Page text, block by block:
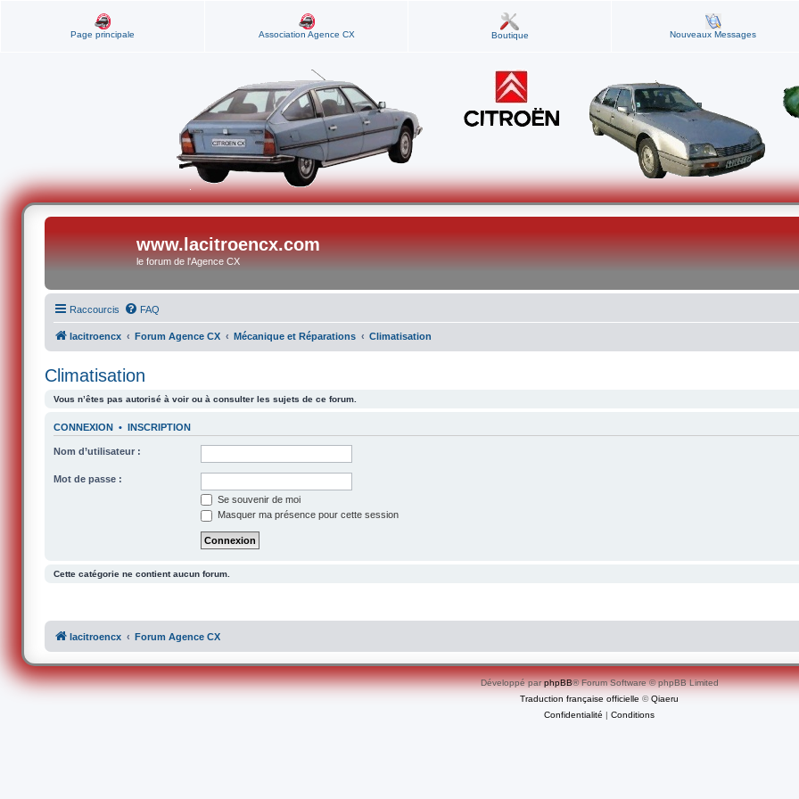
Page principale Association Agence CX Boutique Nouveaux Messages
www.lacitroencx.com
le forum de l'Agence CX
Raccourcis FAQ
lacitroencx Forum Agence CX Mécanique et Réparations Climatisation
Climatisation
Vous n’êtes pas autorisé à voir ou à consulter les sujets de ce forum.
CONNEXION • INSCRIPTION
Nom d’utilisateur :
Mot de passe :
Se souvenir de moi
Masquer ma présence pour cette session
Cette catégorie ne contient aucun forum.
lacitroencx Forum Agence CX
Développé parphpBB® Forum Software © phpBB Limited
Traduction française officielle ©Qiaeru
Confidentialité | Conditions